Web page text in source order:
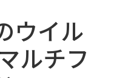
ウイル
ルチフ